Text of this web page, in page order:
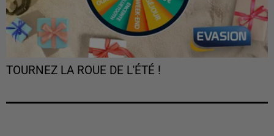
TOURNEZ LA ROUE DE L'ÉTÉ !